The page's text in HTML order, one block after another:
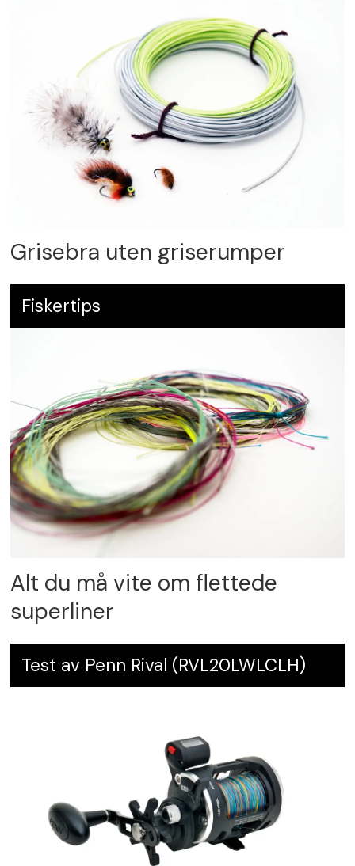
Grisebra uten griserumper
Fiskertips
Alt du må vite om flettede
superliner
Test av Penn Rival (RVL20LWLCLH)